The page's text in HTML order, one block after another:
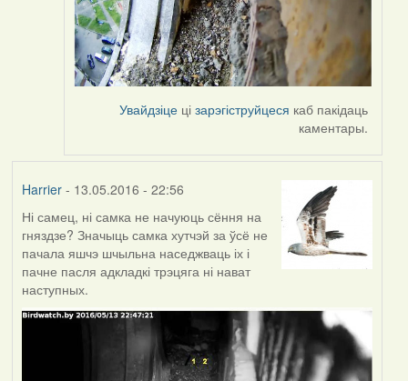
Увайдзіце цізарэгіструйцеся каб пакідаць
каментары.
Harrier- 13.05.2016 - 22:56
Ні самец, ні самка не начуюць сёння на
гняздзе? Значыць самка хутчэй за ўсё не
пачала яшчэ шчыльна наседжваць іх і
пачне пасля адкладкі трэцяга ні нават
наступных.